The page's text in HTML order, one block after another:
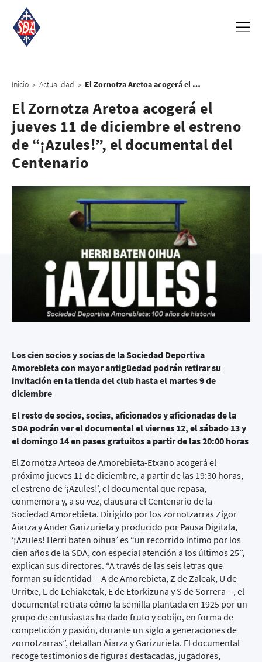
Inicio > Actualidad > El Zornotza Aretoa acogerá el jueves 11 de diciembre el estreno de “¡Azules!”, el documental del Centenario
El Zornotza Aretoa acogerá el
jueves 11 de diciembre el estreno
de “¡Azules!”, el documental del
Centenario
Los cien socios y socias de la Sociedad Deportiva
Amorebieta con mayor antigüedad podrán retirar su
invitación en la tienda del club hasta el martes 9 de
diciembre
El resto de socios, socias, aficionados y aficionadas de la
SDA podrán ver el documental el viernes 12, el sábado 13 y
el domingo 14 en pases gratuitos a partir de las 20:00 horas
El Zornotza Arteoa de Amorebieta-Etxano acogerá el
próximo jueves 11 de diciembre, a partir de las 19:30 horas,
el estreno de ‘¡Azules!’, el documental que repasa,
conmemora y, a su vez, clausura el Centenario de la
Sociedad Amorebieta. Dirigido por los zornotzarras Zigor
Aiarza y Ander Garizurieta y producido por Pausa Digitala,
‘¡Azules! Herri baten oihua’ es “un recorrido íntimo por los
cien años de la SDA, con especial atención a los últimos 25”,
explican sus directores. “A través de las seis letras que
forman su identidad —A de Amorebieta, Z de Zaleak, U de
Urritxe, L de Lehiaketak, E de Etorkizuna y S de Sorrera—, el
documental retrata cómo la semilla plantada en 1925 por un
grupo de entusiastas ha dado fruto y cobijo, en forma de
competición y pasión, durante un siglo a generaciones de
zornotzarras”, detallan Aiarza y Garizurieta. El documental
recoge testimonios de figuras destacadas, jugadores,